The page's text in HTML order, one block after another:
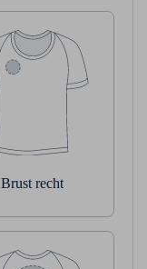
Brust recht